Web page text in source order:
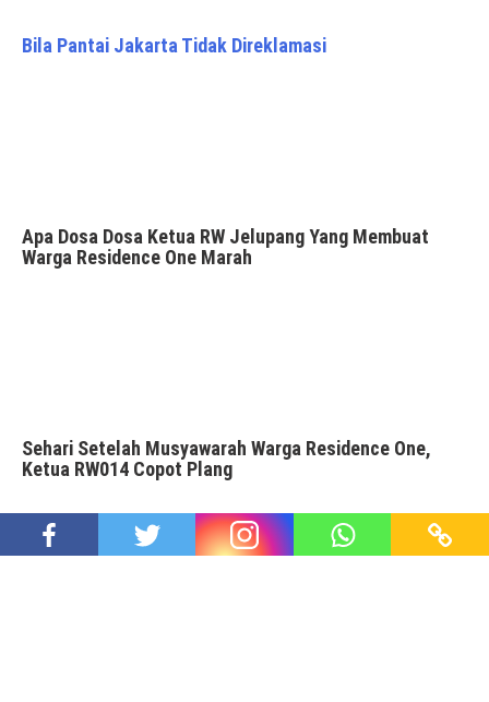
Bila Pantai Jakarta Tidak Direklamasi
Apa Dosa Dosa Ketua RW Jelupang Yang Membuat
Warga Residence One Marah
Sehari Setelah Musyawarah Warga Residence One,
Ketua RW014 Copot Plang